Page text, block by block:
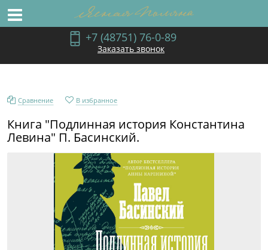
+7 (48751) 76-0-89
Заказать звонок
Сравнение В избранное
Книга "Подлинная история Константина
Левина" П. Басинский.